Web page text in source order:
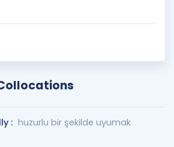
: huzurlu bir şekilde uyumak